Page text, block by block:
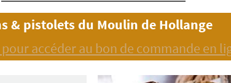
& pistolets du Moulin de Hollange
pour accéder au bon de commande en